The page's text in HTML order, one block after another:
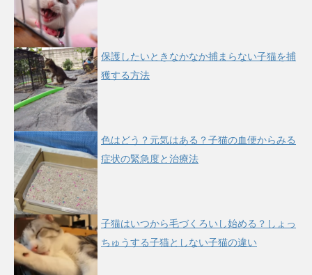
保護したいときなかなか捕まらない子猫を捕
獲する方法
色はどう？元気はある？子猫の血便からみる
症状の緊急度と治療法
子猫はいつから毛づくろいし始める？しょっ
ちゅうする子猫としない子猫の違い